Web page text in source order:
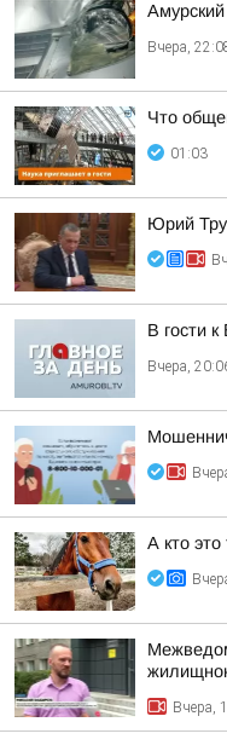
Вчера,
Что
01:03
Юрий
В гости
Вчера,
А кто
Вчера,